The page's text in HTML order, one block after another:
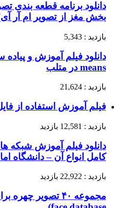
دانلود برنامه قطعه بندی
بخش مغز از تصویر ام آر
بازدید : 5,343
means در متلب
بازدید : 21,624
فیلم آموزش استفاده از
بازدید : 12,581 بازدید
دانلود فیلم آموزش شبکه
کامل انواع آن – دانشگاه
بازدید : 22,922 بازدید